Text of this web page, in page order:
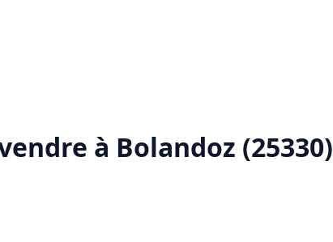
à Bolandoz (25330)